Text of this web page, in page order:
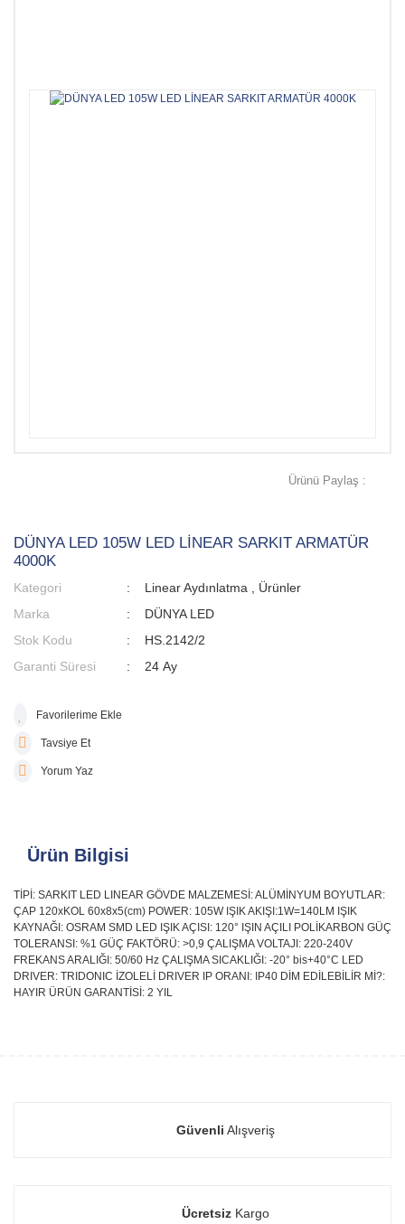
Ürünü Paylaş :
DÜNYA LED 105W LED LİNEAR SARKIT ARMATÜR
4000K
Kategori Linear Aydınlatma
Ürünler
Marka
DÜNYA LED
Stok Kodu
HS.2142/2
Garanti Süresi
24 Ay
Tavsiye Et
Yorum Yaz
Ürün Bilgisi
TİPİ: SARKIT LED LINEAR GÖVDE MALZEMESİ: ALÜMİNYUM BOYUTLAR:
ÇAP 120xKOL 60x8x5(cm) POWER: 105W IŞIK AKIŞI:1W=140LM IŞIK
KAYNAĞI: OSRAM SMD LED IŞIK AÇISI: 120° IŞIN AÇILI POLİKARBON GÜÇ
TOLERANSI: %1 GÜÇ FAKTÖRÜ: >0,9 ÇALIŞMA VOLTAJI: 220-240V
FREKANS ARALIĞI: 50/60 Hz ÇALIŞMA SICAKLIĞI: -20° bis+40°C LED
DRIVER: TRIDONIC İZOLELİ DRIVER IP ORANI: IP40 DİM EDİLEBİLİR Mİ?:
HAYIR ÜRÜN GARANTİSİ: 2 YIL
Güvenli Alışveriş
ÜcretsizKargo